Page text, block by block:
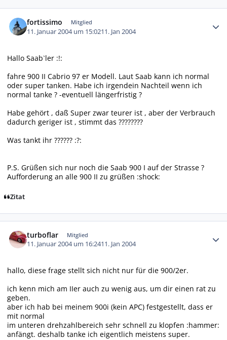
fortissimo Mitglied
11. Januar 2004 um 15:0211. Jan 2004
Hallo Saab`ler :!:
fahre 900 II Cabrio 97 er Modell. Laut Saab kann ich normal
oder super tanken. Habe ich irgendein Nachteil wenn ich
normal tanke ? -eventuell längerfristig ?
Habe gehört , daß Super zwar teurer ist , aber der Verbrauch
dadurch geriger ist , stimmt das ????????
Was tankt ihr ?????? :?:
P.S. Grüßen sich nur noch die Saab 900 I auf der Strasse ?
Aufforderung an alle 900 II zu grüßen :shock:
Zitat
turboflar Mitglied
11. Januar 2004 um 16:2411. Jan 2004
hallo, diese frage stellt sich nicht nur für die 900/2er.
ich kenn mich am IIer auch zu wenig aus, um dir einen rat zu
geben.
aber ich hab bei meinem 900i (kein APC) festgestellt, dass er
mit normal
im unteren drehzahlbereich sehr schnell zu klopfen :hammer:
anfängt. deshalb tanke ich eigentlich meistens super.